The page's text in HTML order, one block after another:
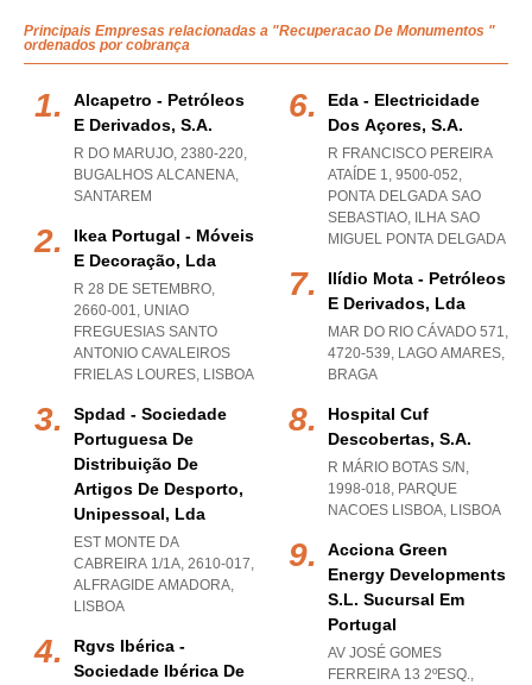
Principais Empresas relacionadas a "Recuperacao De Monumentos "
ordenados por cobrança
Alcapetro - Petróleos
E Derivados, S.a.
R DO MARUJO, 2380-220,
BUGALHOS ALCANENA,
SANTAREM
Ikea Portugal - Móveis
E Decoração, Lda
R 28 DE SETEMBRO,
2660-001, UNIAO
FREGUESIAS SANTO
ANTONIO CAVALEIROS
FRIELAS LOURES, LISBOA
Spdad - Sociedade
Portuguesa De
Distribuição De
Artigos De Desporto,
Unipessoal, Lda
EST MONTE DA
CABREIRA 1/1A, 2610-017,
ALFRAGIDE AMADORA,
LISBOA
Rgvs Ibérica -
Sociedade Ibérica De
Eda - Electricidade
Dos Açores, S.a.
R FRANCISCO PEREIRA
ATAÍDE 1, 9500-052,
PONTA DELGADA SAO
SEBASTIAO, ILHA SAO
MIGUEL PONTA DELGADA
Ilídio Mota - Petróleos
E Derivados, Lda
MAR DO RIO CÁVADO 571,
4720-539, LAGO AMARES,
BRAGA
Hospital Cuf
Descobertas, S.a.
R MÁRIO BOTAS S/N,
1998-018, PARQUE
NACOES LISBOA, LISBOA
Acciona Green
Energy Developments
S.l. Sucursal Em
Portugal
AV JOSÉ GOMES
FERREIRA 13 2ºESQ.,